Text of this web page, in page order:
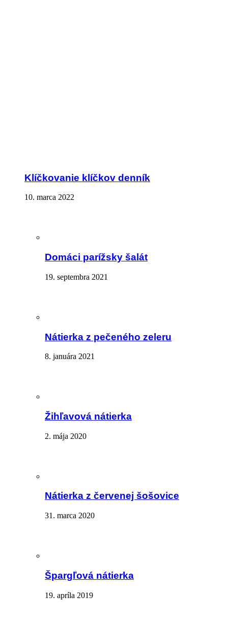
Klíčkovanie klíčkov denník
10. marca 2022
Domáci parížsky šalát
19. septembra 2021
Nátierka z pečeného zeleru
8. januára 2021
Žihľavová nátierka
2. mája 2020
Nátierka z červenej šošovice
31. marca 2020
Špargľová nátierka
19. apríla 2019